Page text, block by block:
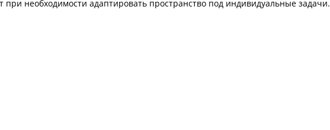
необходимости адаптировать пространство под индивидуальные задачи.